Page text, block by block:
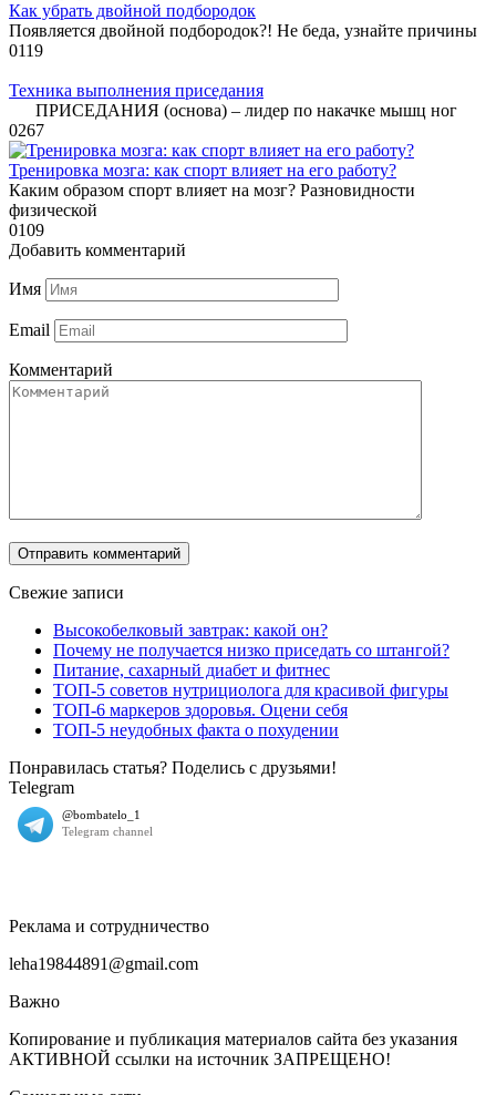
Как убрать двойной подбородок
Появляется двойной подбородок?! Не беда, узнайте причины
0119
Техника выполнения приседания
ПРИСЕДАНИЯ (основа) – лидер по накачке мышц ног
0267
Тренировка мозга: как спорт влияет на его работу?
Каким образом спорт влияет на мозг? Разновидности
физической
0109
Добавить комментарий
Имя
Email
Комментарий
Свежие записи
Высокобелковый завтрак: какой он?
Почему не получается низко приседать со штангой?
Питание, сахарный диабет и фитнес
ТОП-5 советов нутрициолога для красивой фигуры
ТОП-6 маркеров здоровья. Оцени себя
ТОП-5 неудобных факта о похудении
Понравилась статья? Поделись с друзьями!
Telegram
Реклама и сотрудничество
leha19844891@gmail.com
Важно
Копирование и публикация материалов сайта без указания
АКТИВНОЙ ссылки на источник ЗАПРЕЩЕНО!